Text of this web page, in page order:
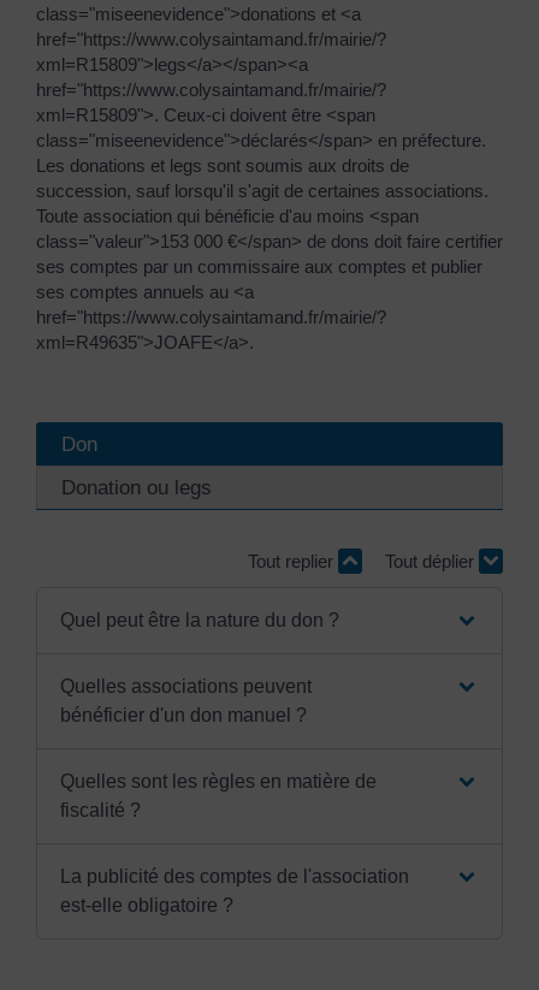
class="miseenevidence">donations et <a
href="https://www.colysaintamand.fr/mairie/?
xml=R15809">legs</a></span><a
href="https://www.colysaintamand.fr/mairie/?
xml=R15809">. Ceux-ci doivent être <span
class="miseenevidence">déclarés</span> en préfecture.
Les donations et legs sont soumis aux droits de
succession, sauf lorsqu'il s'agit de certaines associations.
Toute association qui bénéficie d'au moins <span
class="valeur">153 000 €</span> de dons doit faire certifier
ses comptes par un commissaire aux comptes et publier
ses comptes annuels au <a
href="https://www.colysaintamand.fr/mairie/?
xml=R49635">JOAFE</a>.
Don
Donation ou legs
Tout replier Tout déplier
Quel peut être la nature du don ?
Quelles associations peuvent
bénéficier d'un don manuel ?
Quelles sont les règles en matière de
fiscalité ?
La publicité des comptes de l'association
est-elle obligatoire ?